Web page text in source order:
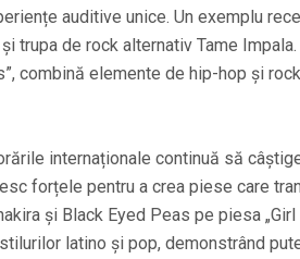
auditive unice. Un exemplu
trupa de rock alternativ Tame
combină elemente de hip-hop și
internaționale continuă să
forțele pentru a crea piese care
și Black Eyed Peas pe piesa
latino și pop, demonstrând